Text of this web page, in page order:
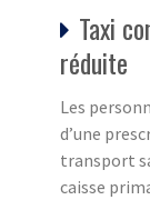
Taxi
réduite
Les
d’une
transport
caisse